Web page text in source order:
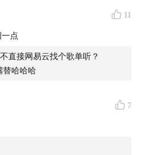
im Spiegel
位听友，进入天猫【ubras
暗号「呼呼就入睡」 ，即可
11
点
直接网易云找个歌单听？
替哈哈哈
7